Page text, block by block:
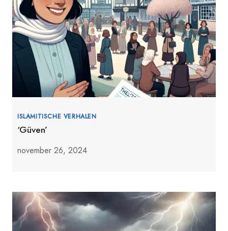
ISLAMITISCHE VERHALEN
‘Güven’
november 26, 2024